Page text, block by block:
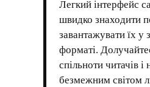
Легкий інтерфейс
швидко знаходити
завантажувати їх у
форматі.
спільноти читачів
безмежним світом